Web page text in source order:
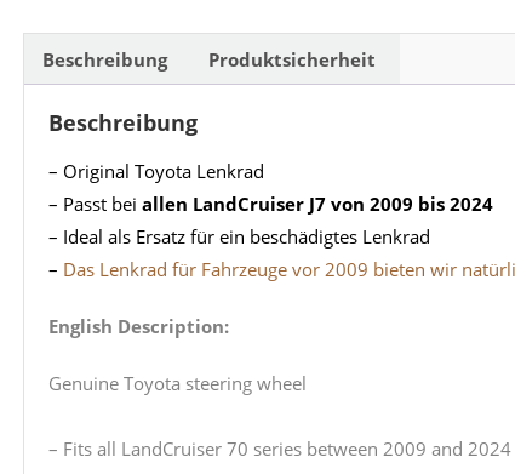
Beschreibung Produktsicherheit
Beschreibung
– Original Toyota Lenkrad
– Passt bei allen LandCruiser J7 von 2009 bis 2024
– Ideal als Ersatz für ein beschädigtes Lenkrad
– Das Lenkrad für Fahrzeuge vor 2009 bieten wir
English Description:
Genuine Toyota steering wheel
– Fits all LandCruiser 70 series between 2009 and 2024